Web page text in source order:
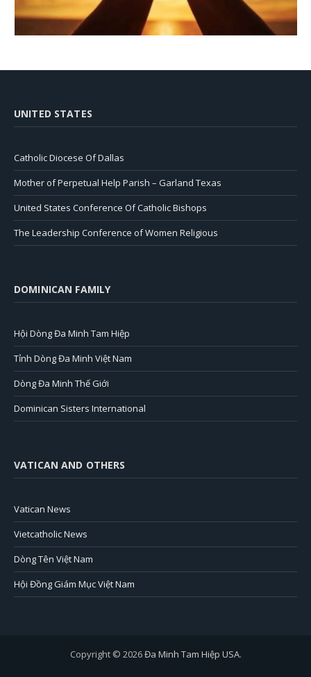
UNITED STATES
Catholic Diocese Of Dallas
Mother of Perpetual Help Parish – Garland Texas
United States Conference Of Catholic Bishops
The Leadership Conference of Women Religious
DOMINICAN FAMILY
Hội Dòng Đa Minh Tam Hiệp
Tỉnh Dòng Đa Minh Việt Nam
Dòng Đa Minh Thế Giới
Dominican Sisters International
VATICAN AND OTHERS
Vatican News
Vietcatholic News
Dòng Tên Việt Nam
Hội Đồng Giám Mục Việt Nam
Copyright © 2026Đa Minh Tam Hiệp USA.